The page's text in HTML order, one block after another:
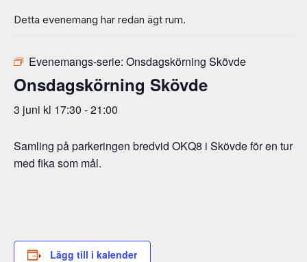
Detta evenemang har redan ägt rum.
Evenemangs-serie: Onsdagskörning Skövde
Onsdagskörning Skövde
3 juni kl 17:30 -21:00
Samling på parkeringen bredvid OKQ8 i Skövde för en tur
med fika som mål.
Lägg till i kalender